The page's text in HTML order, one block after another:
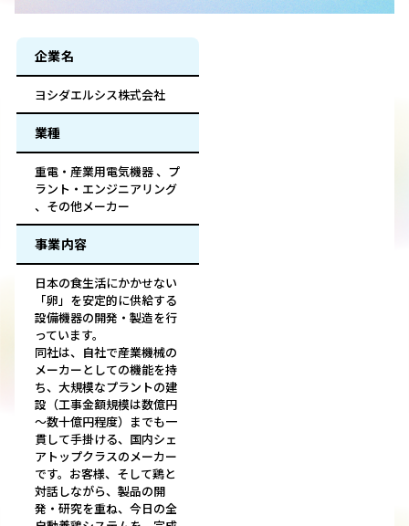
企業名
ヨシダエルシス株式会社
業種
重電・産業用電気機器 、プ
ラント・エンジニアリング
、その他メーカー
事業内容
日本の食生活にかかせない
「卵」を安定的に供給する
設備機器の開発・製造を行
っています。
同社は、自社で産業機械の
メーカーとしての機能を持
ち、大規模なプラントの建
設（工事金額規模は数億円
～数十億円程度）までも一
貫して手掛ける、国内シェ
アトップクラスのメーカー
です。お客様、そして鶏と
対話しながら、製品の開
発・研究を重ね、今日の全